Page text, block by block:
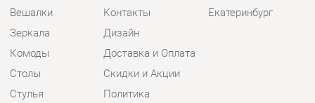
Шкафы
Комплектующие
Помощь
Шоурум и склад самовывоза